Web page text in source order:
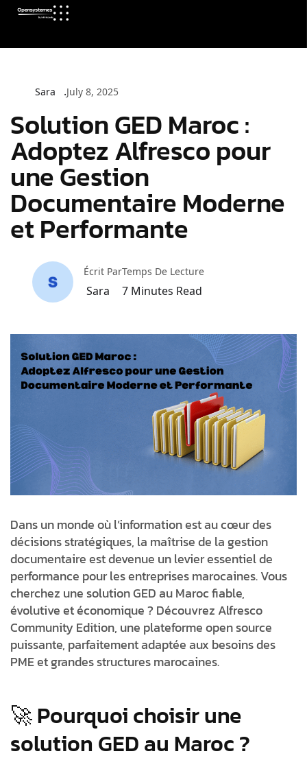
Sara July 8, 2025
Solution GED Maroc :
Adoptez Alfresco pour
une Gestion
Documentaire Moderne
et Performante
Écrit Par
Sara
Temps De Lecture
7 Minutes Read
Dans un monde où l’information est au cœur des
décisions stratégiques, la maîtrise de la gestion
documentaire est devenue un levier essentiel de
performance pour les entreprises marocaines. Vous
cherchez unesolution GED au Marocfiable,
évolutive et économique ? Découvrez Alfresco
Community Edition, une plateforme open source
puissante, parfaitement adaptée aux besoins des
PME et grandes structures marocaines.
🚀 Pourquoi choisir une
solution GED au Maroc ?